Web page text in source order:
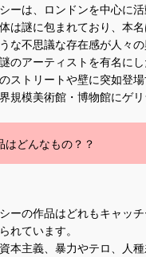
ーは、ロンドンを中心に
は謎に包まれており、本
な不思議な存在感が人々
のアーティストを有名に
ストリートや壁に突如登
規模美術館・博物館にゲリ
はどんなもの？？
ーの作品はどれもキャッ
れています。
本主義、暴力やテロ、人